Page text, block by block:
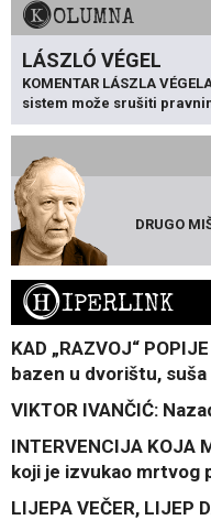
KOLUMNA
LÁSZLÓ VÉGEL
KOMENTAR LÁSZLA
sistem može srušiti
DRUGO
HIPERLINK
KAD „RAZVOJ“
bazen u dvorištu,
VIKTOR IVANČIĆ:
INTERVENCIJA KOJA
koji je izvukao mrtvog
LIJEPA VEČER,